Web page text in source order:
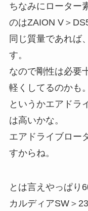
ちなみにローター
のはZAION V＞
同じ質量であれば
す。
なので剛性は必要
軽くしてるのかも。
というかエアドラ
は高いかな。
エアドライブロー
すからね。
とは言えやっぱり
カルディアSW＞